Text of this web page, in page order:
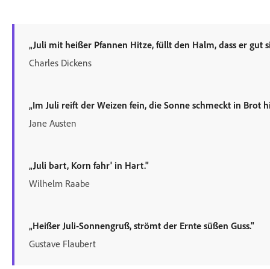
„Juli mit heißer Pfannen Hitze, füllt den Halm, dass er gut
Charles Dickens
„Im Juli reift der Weizen fein, die Sonne schmeckt in Brot
Jane Austen
„Juli bart, Korn fahr' in Hart."
Wilhelm Raabe
„Heißer Juli-Sonnengruß, strömt der Ernte süßen Guss."
Gustave Flaubert